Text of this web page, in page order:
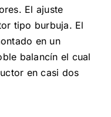
El ajuste
tipo burbuja. El
en un
balancín el cual
en casi dos